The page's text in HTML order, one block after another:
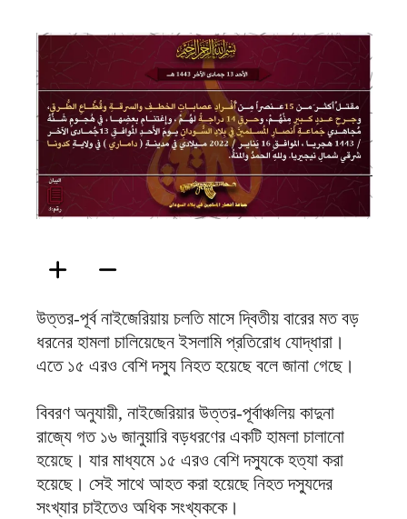
উত্তর-পূর্ব নাইজেরিয়ায় চলতি মাসে দ্বিতীয় বারের মত বড়
ধরনের হামলা চালিয়েছেন ইসলামি প্রতিরোধ যোদ্ধারা।
এতে ১৫ এরও বেশি দস্যু নিহত হয়েছে বলে জানা গেছে।
বিবরণ অনুযায়ী, নাইজেরিয়ার উত্তর-পূর্বাঞ্চলিয় কাদুনা
রাজ্যে গত ১৬ জানুয়ারি বড়ধরণের একটি হামলা চালানো
হয়েছে। যার মাধ্যমে ১৫ এরও বেশি দস্যুকে হত্যা করা
হয়েছে। সেই সাথে আহত করা হয়েছে নিহত দস্যুদের
সংখ্যার চাইতেও অধিক সংখ্যককে।